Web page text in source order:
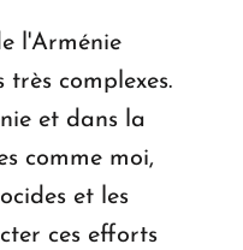
l'Arménie
très complexes.
et dans la
comme moi,
et les
ces efforts